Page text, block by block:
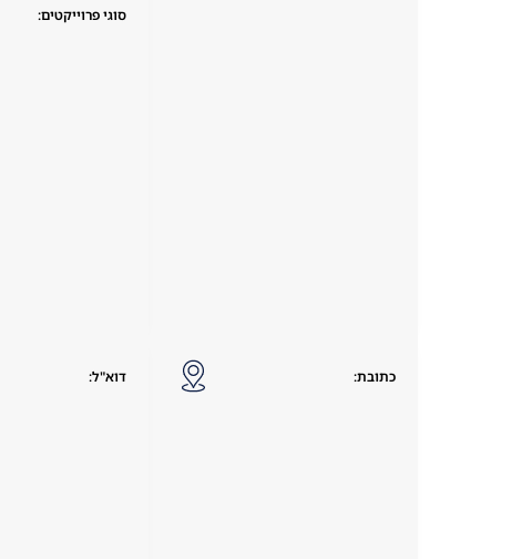
סוגי פרוייקטים:
כתובת: דוא"ל: